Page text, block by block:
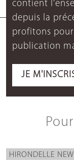
contient
depuis la
profitons
publication
JE
HIRONDELLE